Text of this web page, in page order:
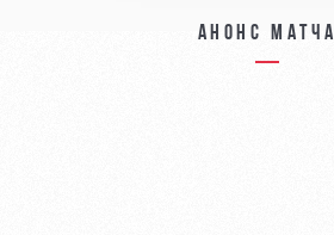
Анонс матча